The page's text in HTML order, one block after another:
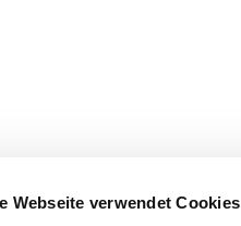
Webseite verwendet Cookies